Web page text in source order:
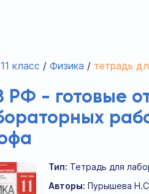
11 класс Физика тетрадь
РФ - готовые
Тип: Тетрадь для
Авторы: Пурышева